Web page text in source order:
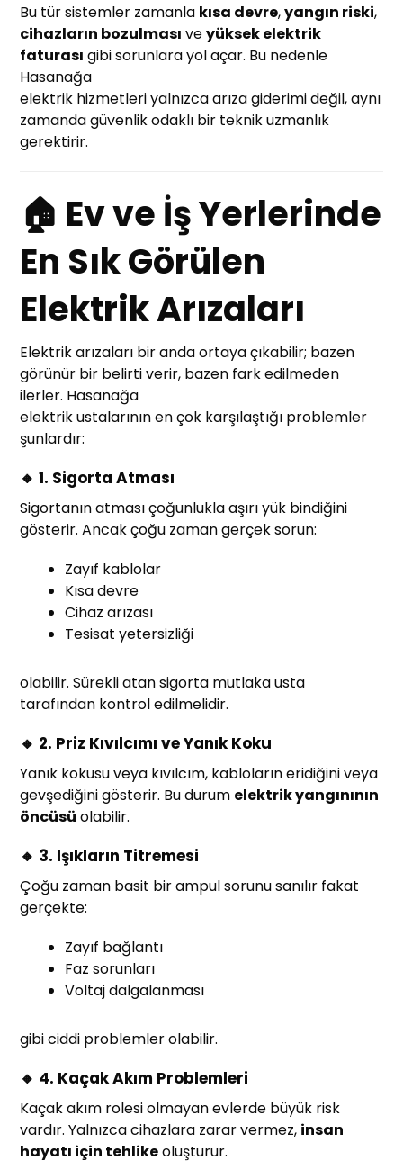
Bu tür sistemler zamanla kısa devre,yangın riski,
cihazların bozulması veyüksek elektrik
faturası gibi sorunlara yol açar. Bu nedenle
Hasanağa
elektrik hizmetleri yalnızca arıza giderimi değil, aynı
zamanda güvenlik odaklı bir teknik uzmanlık
gerektirir.
🏠 Ev ve İş Yerlerinde
En Sık Görülen
Elektrik Arızaları
Elektrik arızaları bir anda ortaya çıkabilir; bazen
görünür bir belirti verir, bazen fark edilmeden
ilerler. Hasanağa
elektrik ustalarının en çok karşılaştığı problemler
şunlardır:
🔸 1. Sigorta Atması
Sigortanın atması çoğunlukla aşırı yük bindiğini
gösterir. Ancak çoğu zaman gerçek sorun:
Zayıf kablolar
Kısa devre
Cihaz arızası
Tesisat yetersizliği
olabilir. Sürekli atan sigorta mutlaka usta
tarafından kontrol edilmelidir.
🔸 2. Priz Kıvılcımı ve Yanık Koku
Yanık kokusu veya kıvılcım, kabloların eridiğini veya
gevşediğini gösterir. Bu durum elektrik yangınının
öncüsü olabilir.
🔸 3. Işıkların Titremesi
Çoğu zaman basit bir ampul sorunu sanılır fakat
gerçekte:
Zayıf bağlantı
Faz sorunları
Voltaj dalgalanması
gibi ciddi problemler olabilir.
🔸 4. Kaçak Akım Problemleri
Kaçak akım rolesi olmayan evlerde büyük risk
vardır. Yalnızca cihazlara zarar vermez, insan
hayatı için tehlikeoluşturur.